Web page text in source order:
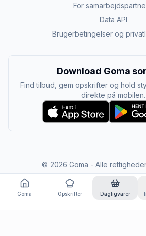
For
Data API
Brugerbetingelser og
Download Goma
Find tilbud, gem opskrifter og hold
direkte på mobilen.
© 2026 Goma - Alle
Goma Opskrifter Dagligvarer